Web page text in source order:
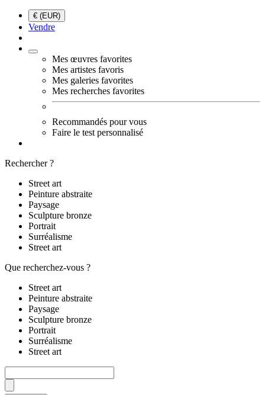
€ (EUR)
Vendre
Mes œuvres favorites
Mes artistes favoris
Mes galeries favorites
Mes recherches favorites
Recommandés pour vous
Faire le test personnalisé
Rechercher ?
Street art
Peinture abstraite
Paysage
Sculpture bronze
Portrait
Surréalisme
Street art
Que recherchez-vous ?
Street art
Peinture abstraite
Paysage
Sculpture bronze
Portrait
Surréalisme
Street art